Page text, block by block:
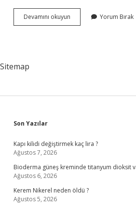
Devamını okuyun
Kısaltması
Yorum Bırak
Sitemap
Sidebar
Son Yazılar
Kapı kilidi değiştirmek kaç lira ?
Ağustos 7, 2026
Bioderma güneş kreminde titanyum dioksit
Ağustos 6, 2026
Kerem Nikerel neden öldü ?
Ağustos 5, 2026